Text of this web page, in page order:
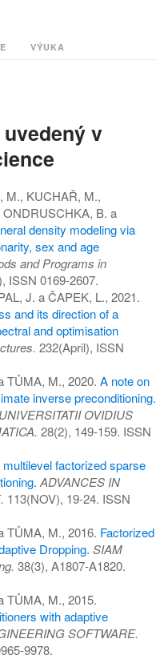
VÝUKA
v
M., KUCHAŘ, M.,
B. a
density modeling via
sex and age
and Programs in
ISSN 0169-2607.
J. a ČAPEK, L., 2021.
and its direction of a
and optimisation
232(April), ISSN
TŮMA, M., 2020. A note on
inverse preconditioning.
OVIDIUS
28(2), 149-159. ISSN
factorized sparse
ADVANCES IN
113(NOV), 19-24. ISSN
TŮMA, M., 2016. Factorized
Dropping. SIAM
38(3), A1807-A1820.
TŮMA, M., 2015.
with adaptive
SOFTWARE.
9978.